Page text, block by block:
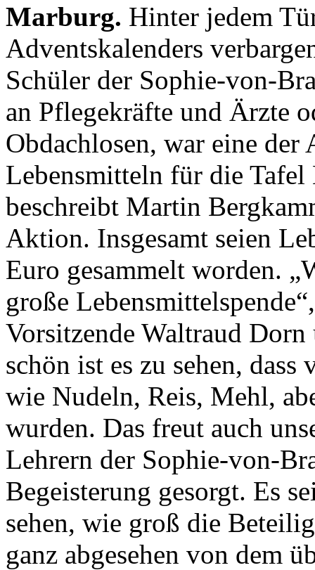
Marburg. Hinter jedem
Adventskalenders
Schüler der Sophie-von-
an Pflegekräfte und Ärzte
Obdachlosen, war eine der
Lebensmitteln für die
beschreibt Martin
Aktion. Insgesamt seien
Euro gesammelt worden.
große
Vorsitzende Waltraud Dorn
schön ist es zu sehen,
wie Nudeln, Reis, Mehl,
wurden. Das freut auch
Lehrern der Sophie-von-
Begeisterung gesorgt. Es
sehen, wie groß die
ganz abgesehen von dem